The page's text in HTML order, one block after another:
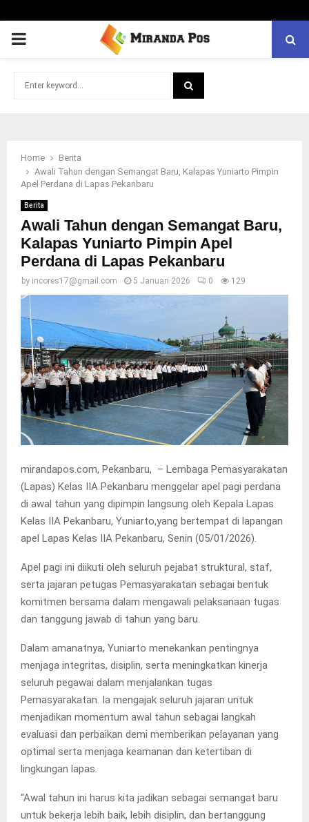
PRIMARY
Home
Berita
Awali Tahun dengan Semangat Baru, Kalapas Yuniarto Pimpin
Apel Perdana di Lapas Pekanbaru
Berita
Awali Tahun dengan Semangat Baru,
Kalapas Yuniarto Pimpin Apel
Perdana di Lapas Pekanbaru
by incores17@gmail.com 5 Januari 2026 0 129
mirandapos.com, Pekanbaru, – Lembaga Pemasyarakatan
(Lapas) Kelas IIA Pekanbaru menggelar apel pagi perdana
di awal tahun yang dipimpin langsung oleh Kepala Lapas
Kelas IIA Pekanbaru, Yuniarto,yang bertempat di lapangan
apel Lapas Kelas IIA Pekanbaru, Senin (05/01/2026).
Apel pagi ini diikuti oleh seluruh pejabat struktural, staf,
serta jajaran petugas Pemasyarakatan sebagai bentuk
komitmen bersama dalam mengawali pelaksanaan tugas
dan tanggung jawab di tahun yang baru.
Dalam amanatnya, Yuniarto menekankan pentingnya
menjaga integritas, disiplin, serta meningkatkan kinerja
seluruh pegawai dalam menjalankan tugas
Pemasyarakatan. Ia mengajak seluruh jajaran untuk
menjadikan momentum awal tahun sebagai langkah
evaluasi dan perbaikan demi memberikan pelayanan yang
optimal serta menjaga keamanan dan ketertiban di
lingkungan lapas.
“Awal tahun ini harus kita jadikan sebagai semangat baru
untuk bekerja lebih baik, lebih disiplin, dan bertanggung